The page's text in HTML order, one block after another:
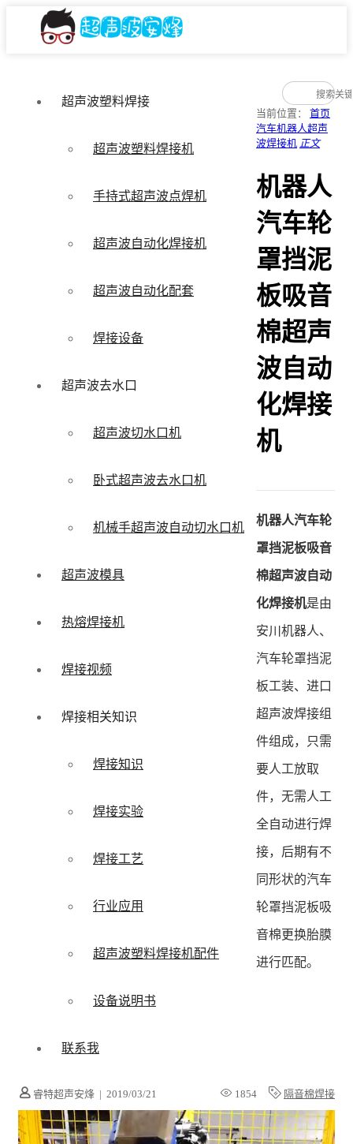
超声波塑料焊接
超声波塑料焊接机
手持式超声波点焊机
超声波自动化焊接机
超声波自动化配套
焊接设备
超声波去水口
超声波切水口机
卧式超声波去水口机
机械手超声波自动切水口机
超声波模具
热熔焊接机
焊接视频
焊接相关知识
焊接知识
焊接实验
焊接工艺
行业应用
超声波塑料焊接机配件
设备说明书
联系我
当前位置： 首页
汽车机器人超声
波焊接机 正文
机器人
汽车轮
罩挡泥
板吸音
棉超声
波自动
化焊接
机
睿特超声安烽 | 2019/03/21 1854 隔音棉焊接
机器人汽车轮
罩挡泥板吸音
棉超声波自动
化焊接机是由
安川机器人、
汽车轮罩挡泥
板工装、进口
超声波焊接组
件组成，只需
要人工放取
件，无需人工
全自动进行焊
接，后期有不
同形状的汽车
轮罩挡泥板吸
音棉更换胎膜
进行匹配。